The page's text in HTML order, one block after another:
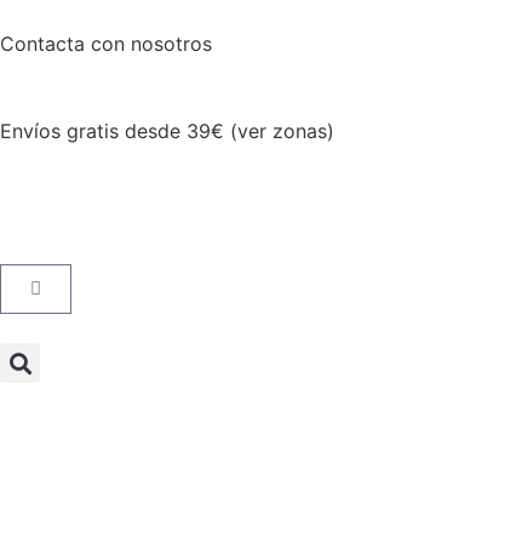
Contacta con nosotros
Envíos gratis desde 39€ (ver zonas)